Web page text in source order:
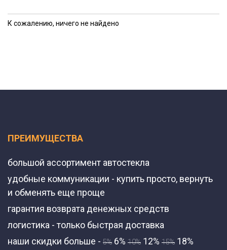
К сожалению, ничего не найдено
ПРЕИМУЩЕСТВА
большой ассортимент автостекла
удобные коммуникации - купить просто, вернуть
и обменять еще проще
гарантия возврата денежных средств
логистика - только быстрая доставка
наши скидки больше - 5% 6% 10% 12% 15% 18%